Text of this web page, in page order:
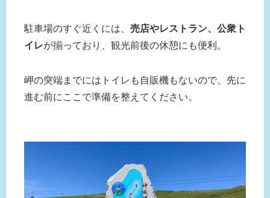
駐車場のすぐ近くには、 売店やレストラン、公衆ト
イレが揃っており、観光前後の休憩にも便利。
岬の突端までにはトイレも自販機もないので、先に
進む前にここで準備を整えてください。